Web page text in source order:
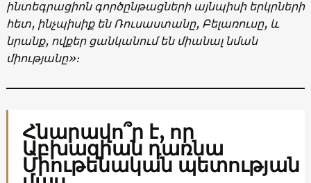
ինտեգրացիոն գործընթացների այնպիսի երկրների
հետ, ինչպիսիք են Ռուսաստանը, Բելառուսը, և
նրանք, ովքեր ցանկանում են միանալ նման
միությանը»։
Հնարավո՞ր է, որ
Աբխազիան դառնա
Միութենական պետության